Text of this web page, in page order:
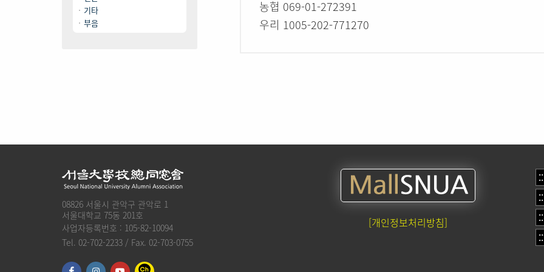
기타
부음
농협 069-01-272391
우리 1005-202-771270
08826 서울시 관악구 관악로 1
서울대학교 75동 201호
사업자등록번호 : 105-82-10094
Tel. 02-702-2233 / Fax. 02-703-0755
[개인정보처리방침]